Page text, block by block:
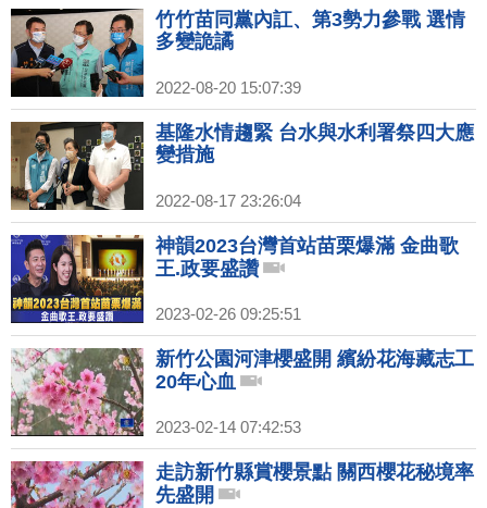
竹竹苗同黨內訌、第3勢力參戰 選情
多變詭譎
2022-08-20 15:07:39
基隆水情趨緊 台水與水利署祭四大應
變措施
2022-08-17 23:26:04
神韻2023台灣首站苗栗爆滿 金曲歌
王.政要盛讚
2023-02-26 09:25:51
新竹公園河津櫻盛開 繽紛花海藏志工
20年心血
2023-02-14 07:42:53
走訪新竹縣賞櫻景點 關西櫻花秘境率
先盛開